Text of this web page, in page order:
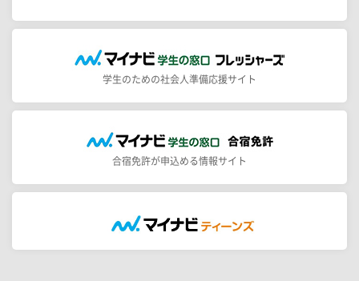
学生のための社会人準備応援サイト
合宿免許が申込める情報サイト